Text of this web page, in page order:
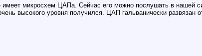
микросхем ЦАПа. Сейчас его можно послушать в нашей
высокого уровня получился. ЦАП гальванически развязан